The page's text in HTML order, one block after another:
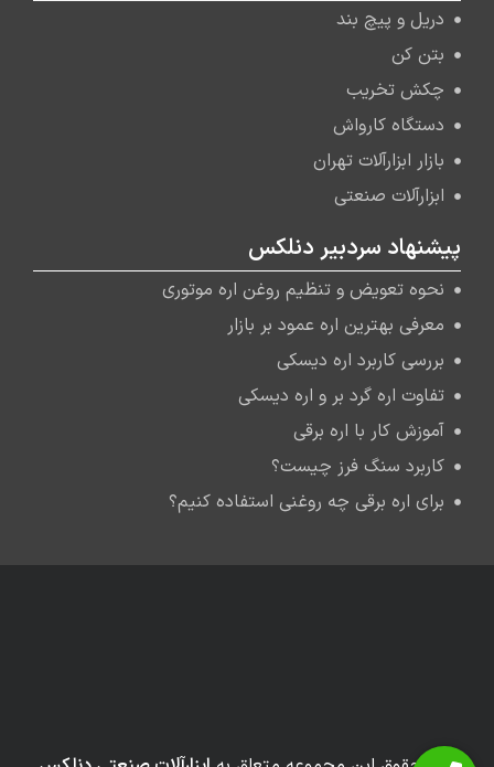
دریل و پیچ بند
بتن کن
چکش تخریب
دستگاه کارواش
بازار ابزارآلات تهران
ابزارآلات صنعتی
پیشنهاد سردبیر دنلکس
نحوه تعویض و تنظیم روغن اره موتوری
معرفی بهترین اره عمود بر بازار
بررسی کاربرد اره دیسکی
تفاوت اره گرد بر و اره دیسکی
آموزش کار با اره برقی
کاربرد سنگ فرز چیست؟
برای اره برقی چه روغنی استفاده کنیم؟